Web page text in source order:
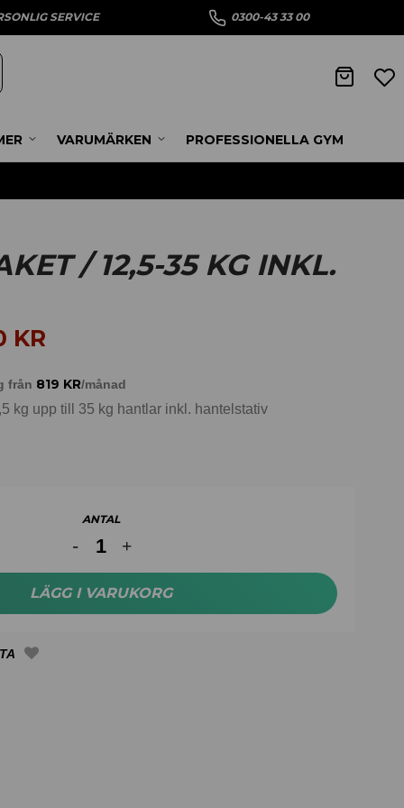
SERVICE 0300-43 33 00
VARUMÄRKEN PROFESSIONELLA GYM
/ 12,5-35 KG INKL.
KR
från 819 KR/månad
kg upp till 35 kg hantlar inkl. hantelstativ
ANTAL
LÄGG I VARUKORG